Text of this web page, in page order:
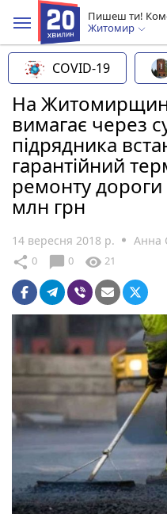
Пишеш ти!
Житомир
COVID-19
На
вимагає через
підрядника
гарантійний
ремонту дороги
млн грн
14 вересня 2018 р. Анна
share 0 chat_bubble 0 visibility 21